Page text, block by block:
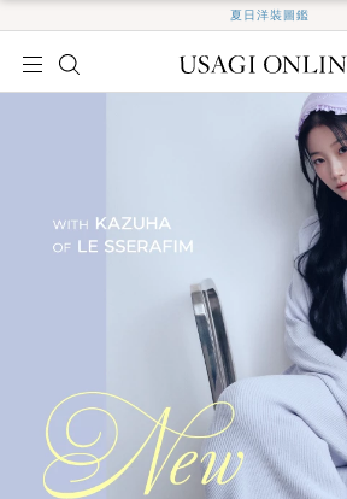
夏日洋裝圖鑑